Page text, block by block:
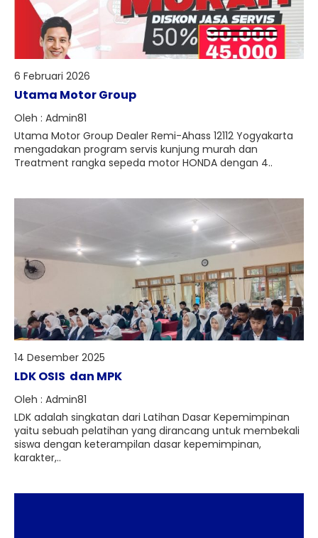
6 Februari 2026
Utama Motor Group
Oleh : Admin81
Utama Motor Group Dealer Remi-Ahass 12112 Yogyakarta
mengadakan program servis kunjung murah dan
Treatment rangka sepeda motor HONDA dengan 4..
14 Desember 2025
LDK OSIS dan MPK
Oleh : Admin81
LDK adalah singkatan dari Latihan Dasar Kepemimpinan
yaitu sebuah pelatihan yang dirancang untuk membekali
siswa dengan keterampilan dasar kepemimpinan,
karakter,..